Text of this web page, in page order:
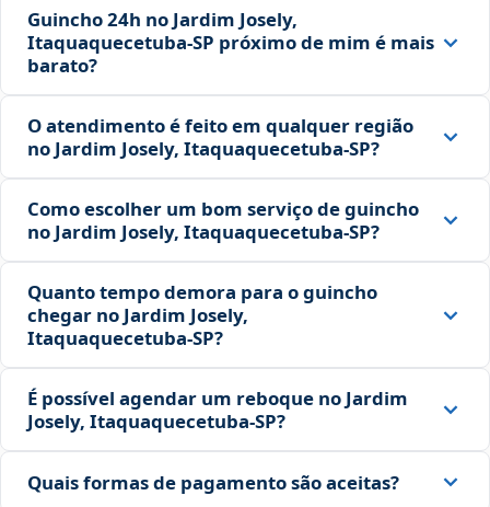
Guincho 24h no Jardim Josely,
Itaquaquecetuba‑SP próximo de mim é mais
barato?
O atendimento é feito em qualquer região
no Jardim Josely, Itaquaquecetuba‑SP?
Como escolher um bom serviço de guincho
no Jardim Josely, Itaquaquecetuba‑SP?
Quanto tempo demora para o guincho
chegar no Jardim Josely,
Itaquaquecetuba‑SP?
É possível agendar um reboque no Jardim
Josely, Itaquaquecetuba‑SP?
Quais formas de pagamento são aceitas?